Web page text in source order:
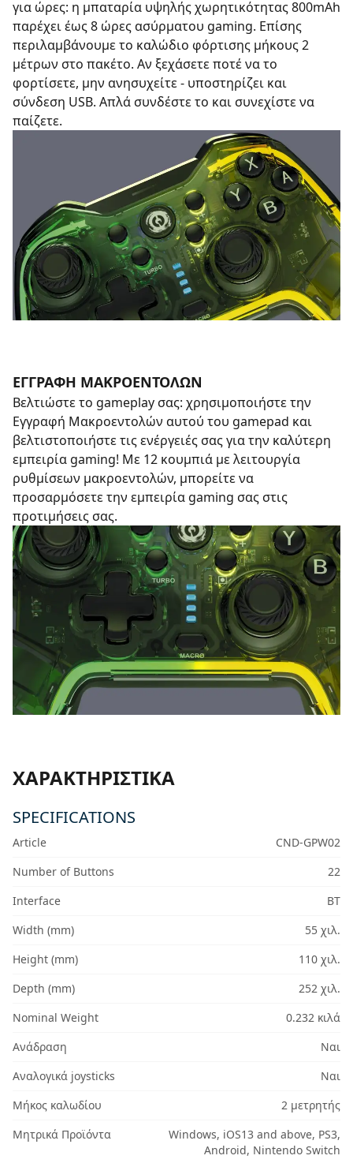
για ώρες: η μπαταρία υψηλής χωρητικότητας 800mAh
παρέχει έως 8 ώρες ασύρματου gaming. Επίσης
περιλαμβάνουμε το καλώδιο φόρτισης μήκους 2
μέτρων στο πακέτο. Αν ξεχάσετε ποτέ να το
φορτίσετε, μην ανησυχείτε - υποστηρίζει και
σύνδεση USB. Απλά συνδέστε το και συνεχίστε να
παίζετε.
ΕΓΓΡΑΦΗ ΜΑΚΡΟΕΝΤΟΛΩΝ
Βελτιώστε το gameplay σας: χρησιμοποιήστε την
Εγγραφή Μακροεντολών αυτού του gamepad και
βελτιστοποιήστε τις ενέργειές σας για την καλύτερη
εμπειρία gaming! Με 12 κουμπιά με λειτουργία
ρυθμίσεων μακροεντολών, μπορείτε να
προσαρμόσετε την εμπειρία gaming σας στις
προτιμήσεις σας.
ΧΑΡΑΚΤΗΡΙΣΤΙΚΆ
SPECIFICATIONS
Article
CND-GPW02
Number of Buttons
22
Interface
BT
Width (mm)
55 χιλ.
Height (mm)
110 χιλ.
Depth (mm)
252 χιλ.
Nominal Weight
0.232 κιλά
Ανάδραση
Ναι
Αναλογικά joysticks
Ναι
Μήκος καλωδίου
2 μετρητής
Μητρικά Προϊόντα
Windows, iOS13 and above, PS3,
Android, Nintendo Switch